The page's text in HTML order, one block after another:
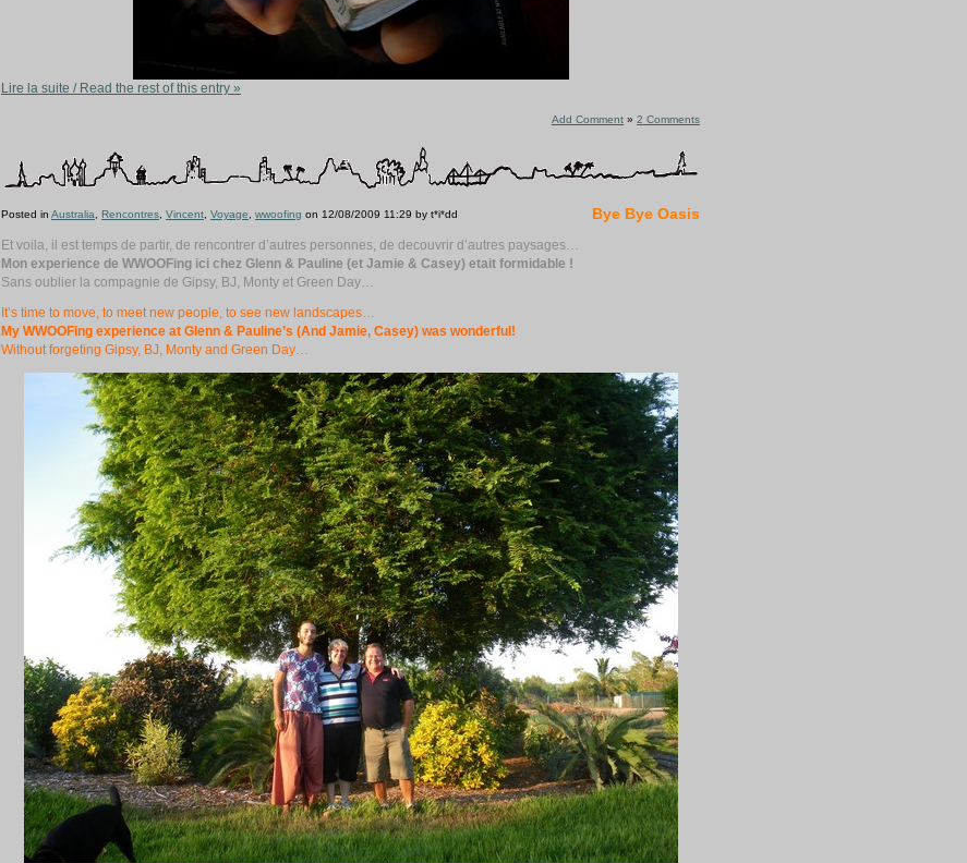
Lire la suite / Read the rest of this entry »
Add Comment » 2 Comments
Bye Bye Oasis
Posted in Australia Rencontres Vincent Voyage wwoofing on 12/08/2009 11:29 by t*i*dd
Et voila, il est temps de partir, de rencontrer d’autres personnes, de decouvrir d’autres paysages…
Mon experience de WWOOFing ici chez Glenn & Pauline (et Jamie & Casey) etait formidable !
Sans oublier la compagnie de Gipsy, BJ, Monty et Green Day…
It’s time to move, to meet new people, to see new landscapes…
My WWOOFing experience at Glenn & Pauline’s (And Jamie, Casey) was wonderful!
Without forgeting Gipsy, BJ, Monty and Green Day…